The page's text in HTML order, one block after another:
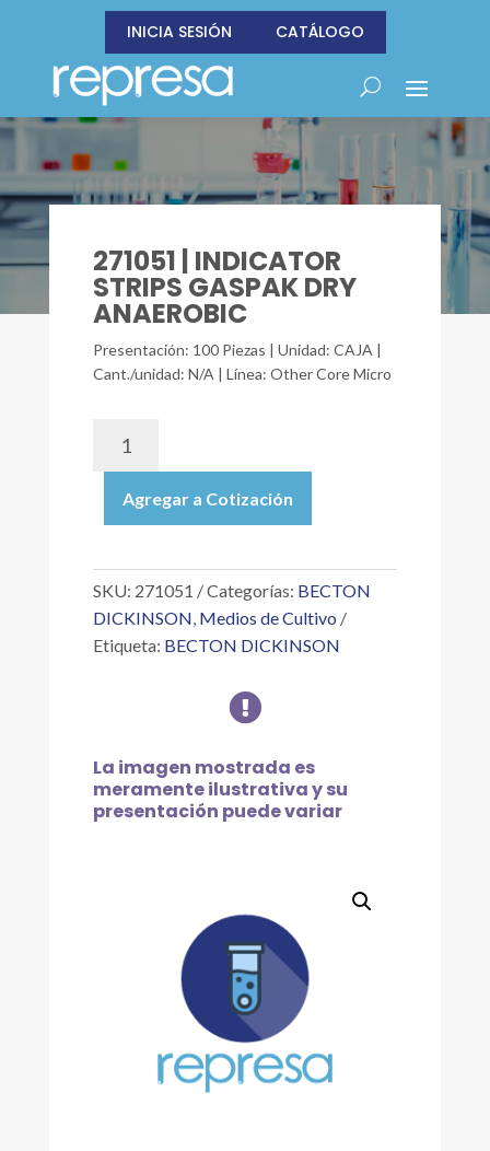
INICIA SESIÓN CATÁLOGO
271051 | INDICATOR
STRIPS GASPAK DRY
ANAEROBIC
Presentación: 100 Piezas | Unidad: CAJA |
Cant./unidad: N/A | Línea: Other Core Micro
STRIPS
GASPAK
ANAEROBIC
Agregar a Cotización
SKU: 271051 Categorías: BECTON
DICKINSON, Medios de Cultivo
Etiqueta: BECTON DICKINSON

La imagen mostrada es
meramente ilustrativa y su
presentación puede variar